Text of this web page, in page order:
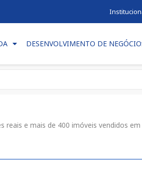
DESENVOLVIMENTO DE
reais e mais de 400 imóveis vendidos em